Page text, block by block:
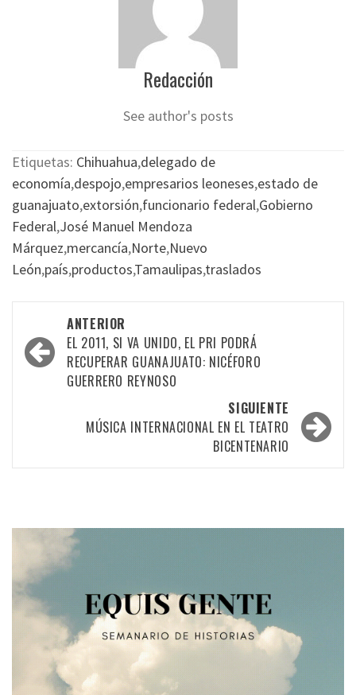
Redacción
See author's posts
Etiquetas: Chihuahua,delegado de
economía,despojo,empresarios leoneses,estado de
guanajuato,extorsión,funcionario federal,Gobierno
Federal,José Manuel Mendoza
Márquez,mercancía,Norte,Nuevo
León,país,productos,Tamaulipas,traslados
Navegación
por
las
ANTERIOR
EL 2011, SI VA UNIDO, EL PRI PODRÁ
RECUPERAR GUANAJUATO: NICÉFORO
GUERRERO REYNOSO
SIGUIENTE
MÚSICA INTERNACIONAL EN EL TEATRO
BICENTENARIO